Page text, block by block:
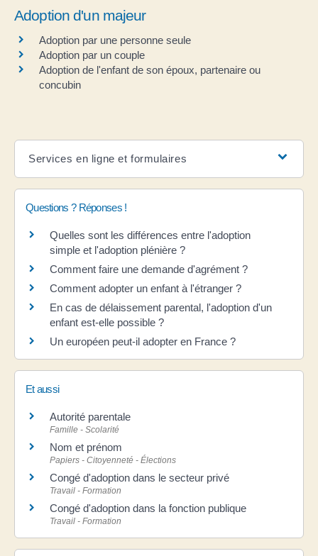
Adoption d'un majeur
Adoption par une personne seule
Adoption par un couple
Adoption de l'enfant de son époux, partenaire ou
concubin
Services en ligne et formulaires
Questions ? Réponses !
Quelles sont les différences entre l'adoption
simple et l'adoption plénière ?
Comment faire une demande d'agrément ?
Comment adopter un enfant à l'étranger ?
En cas de délaissement parental, l'adoption d'un
enfant est-elle possible ?
Un européen peut-il adopter en France ?
Et aussi
Autorité parentale
Famille - Scolarité
Nom et prénom
Papiers - Citoyenneté - Élections
Congé d'adoption dans le secteur privé
Travail - Formation
Congé d'adoption dans la fonction publique
Travail - Formation